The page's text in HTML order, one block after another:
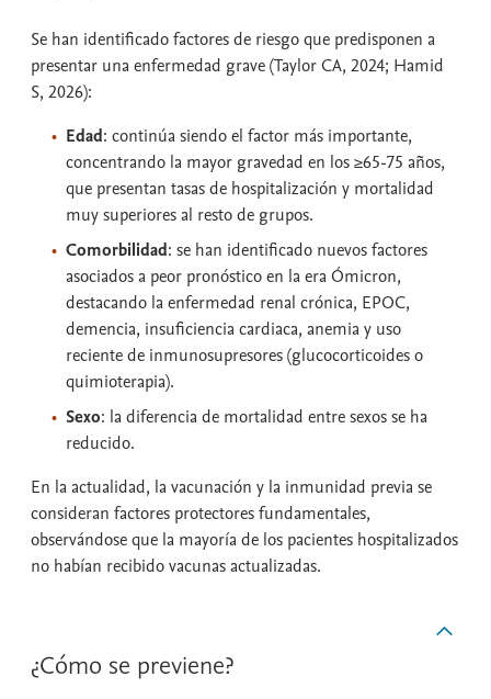
Se han identificado factores de riesgo que predisponen a
presentar una enfermedad grave (Taylor CA, 2024; Hamid
S, 2026):
Edad: continúa siendo el factor más importante,
concentrando la mayor gravedad en los ≥65-75 años,
que presentan tasas de hospitalización y mortalidad
muy superiores al resto de grupos.
Comorbilidad: se han identificado nuevos factores
asociados a peor pronóstico en la era Ómicron,
destacando la enfermedad renal crónica, EPOC,
demencia, insuficiencia cardiaca, anemia y uso
reciente de inmunosupresores (glucocorticoides o
quimioterapia).
Sexo: la diferencia de mortalidad entre sexos se ha
reducido.
En la actualidad, la vacunación y la inmunidad previa se
consideran factores protectores fundamentales,
observándose que la mayoría de los pacientes hospitalizados
no habían recibido vacunas actualizadas.
¿Cómo se previene?